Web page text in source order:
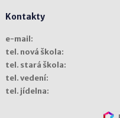
Kontakty
e-mail:
tel. nová škola:
tel. stará škola:
tel. vedení:
tel. jídelna: